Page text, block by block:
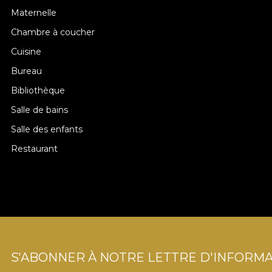
Maternelle
Chambre à coucher
Cuisine
Bureau
Bibliothèque
Salle de bains
Salle des enfants
Restaurant
S'ABONNER À NOTRE LETTRE